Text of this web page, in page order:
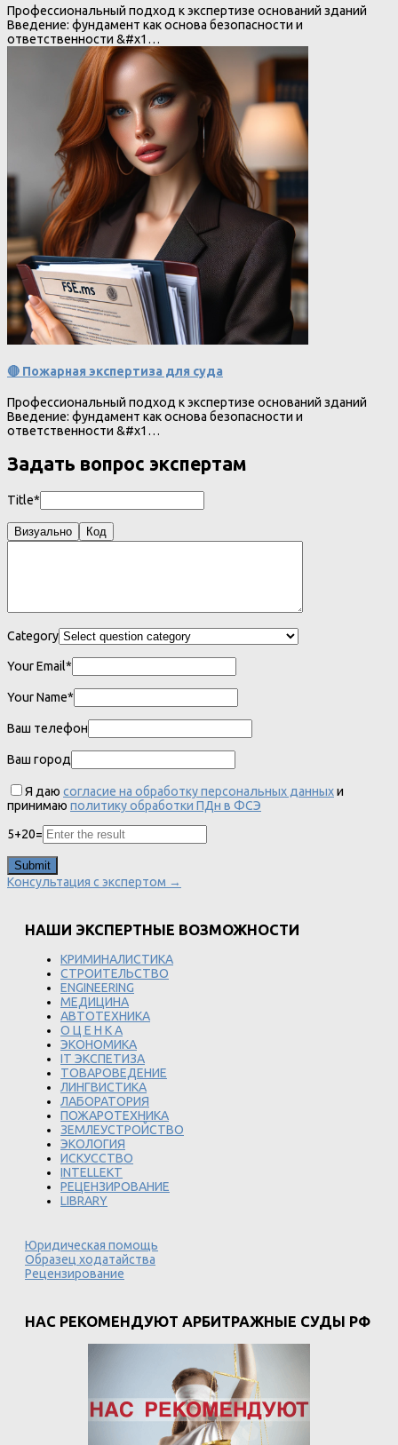
Профессиональный подход к экспертизе оснований зданий
Введение: фундамент как основа безопасности и
ответственности &#x1…
🔴 Пожарная экспертиза для суда
Профессиональный подход к экспертизе оснований зданий
Введение: фундамент как основа безопасности и
ответственности &#x1…
Задать вопрос экспертам
Title*
Визуально Код
Category
Your Email*
Your Name*
Ваш телефон
Ваш город
Я даю согласие на обработку персональных данныхи
принимаю политику обработки ПДн в ФСЭ
5+20=
Консультация с экспертом →
НАШИ ЭКСПЕРТНЫЕ ВОЗМОЖНОСТИ
КРИМИНАЛИСТИКА
СТРОИТЕЛЬСТВО
ENGINEERING
МЕДИЦИНА
АВТОТЕХНИКА
О Ц Е Н К А
ЭКОНОМИКА
IT ЭКСПЕТИЗА
ТОВАРОВЕДЕНИЕ
ЛИНГВИСТИКА
ЛАБОРАТОРИЯ
ПОЖАРОТЕХНИКА
ЗЕМЛЕУСТРОЙСТВО
ЭКОЛОГИЯ
ИСКУССТВО
INTELLEKT
РЕЦЕНЗИРОВАНИЕ
LIBRARY
Юридическая помощь
Образец ходатайства
Рецензирование
НАС РЕКОМЕНДУЮТ АРБИТРАЖНЫЕ СУДЫ РФ